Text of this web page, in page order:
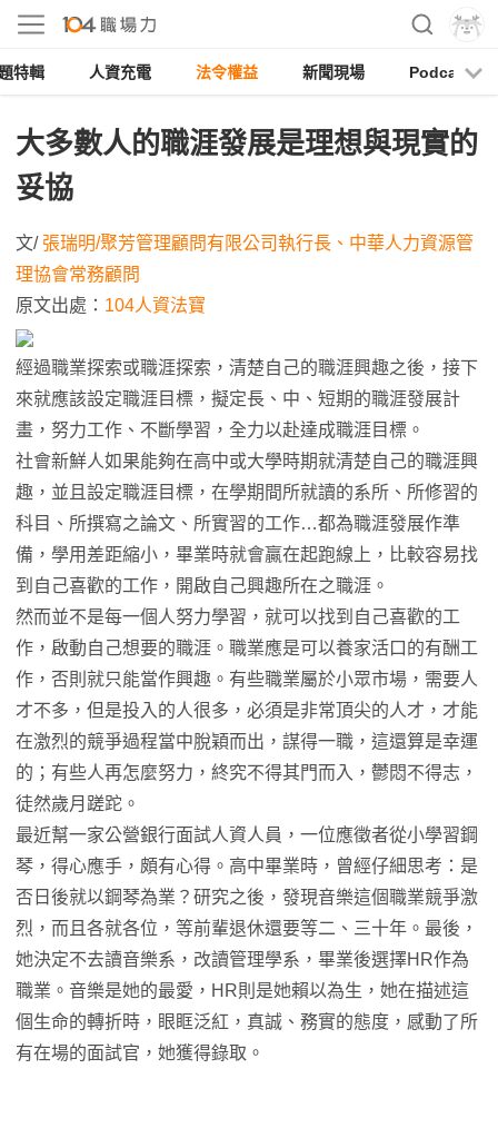
特輯 人資充電 法令權益 新聞現場 Podcast
大多數人的職涯發展是理想與現實的
妥協
文/ 張瑞明/聚芳管理顧問有限公司執行長、中華人力資源管
理協會常務顧問
原文出處： 104人資法寶
經過職業探索或職涯探索，清楚自己的職涯興趣之後，接下
來就應該設定職涯目標，擬定長、中、短期的職涯發展計
畫，努力工作、不斷學習，全力以赴達成職涯目標。
社會新鮮人如果能夠在高中或大學時期就清楚自己的職涯興
趣，並且設定職涯目標，在學期間所就讀的系所、所修習的
科目、所撰寫之論文、所實習的工作…都為職涯發展作準
備，學用差距縮小，畢業時就會贏在起跑線上，比較容易找
到自己喜歡的工作，開啟自己興趣所在之職涯。
然而並不是每一個人努力學習，就可以找到自己喜歡的工
作，啟動自己想要的職涯。職業應是可以養家活口的有酬工
作，否則就只能當作興趣。有些職業屬於小眾市場，需要人
才不多，但是投入的人很多，必須是非常頂尖的人才，才能
在激烈的競爭過程當中脫穎而出，謀得一職，這還算是幸運
的；有些人再怎麼努力，終究不得其門而入，鬱悶不得志，
徒然歲月蹉跎。
最近幫一家公營銀行面試人資人員，一位應徵者從小學習鋼
琴，得心應手，頗有心得。高中畢業時，曾經仔細思考：是
否日後就以鋼琴為業？研究之後，發現音樂這個職業競爭激
烈，而且各就各位，等前輩退休還要等二、三十年。最後，
她決定不去讀音樂系，改讀管理學系，畢業後選擇HR作為
職業。音樂是她的最愛，HR則是她賴以為生，她在描述這
個生命的轉折時，眼眶泛紅，真誠、務實的態度，感動了所
有在場的面試官，她獲得錄取。